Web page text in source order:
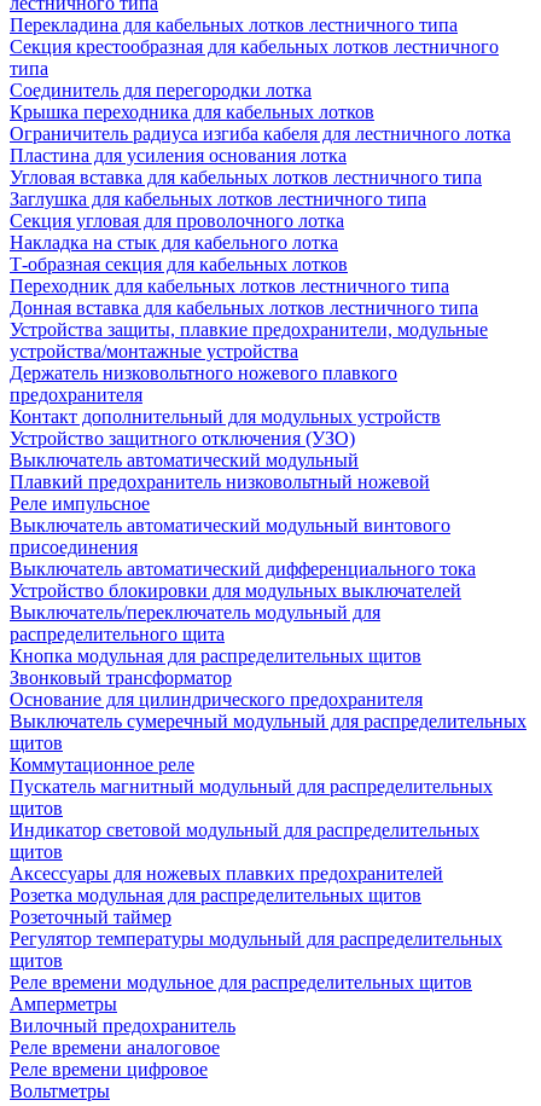
Перекладина для кабельных лотков лестничного типа
Секция крестообразная для кабельных лотков лестничного
типа
Соединитель для перегородки лотка
Крышка переходника для кабельных лотков
Ограничитель радиуса изгиба кабеля для лестничного лотка
Пластина для усиления основания лотка
Угловая вставка для кабельных лотков лестничного типа
Заглушка для кабельных лотков лестничного типа
Секция угловая для проволочного лотка
Накладка на стык для кабельного лотка
Т-образная секция для кабельных лотков
Переходник для кабельных лотков лестничного типа
Донная вставка для кабельных лотков лестничного типа
Устройства защиты, плавкие предохранители, модульные
устройства/монтажные устройства
Держатель низковольтного ножевого плавкого
предохранителя
Контакт дополнительный для модульных устройств
Устройство защитного отключения (УЗО)
Выключатель автоматический модульный
Плавкий предохранитель низковольтный ножевой
Реле импульсное
Выключатель автоматический модульный винтового
присоединения
Выключатель автоматический дифференциального тока
Устройство блокировки для модульных выключателей
Выключатель/переключатель модульный для
распределительного щита
Кнопка модульная для распределительных щитов
Звонковый трансформатор
Основание для цилиндрического предохранителя
Выключатель сумеречный модульный для распределительных
щитов
Коммутационное реле
Пускатель магнитный модульный для распределительных
щитов
Индикатор световой модульный для распределительных
щитов
Аксессуары для ножевых плавких предохранителей
Розетка модульная для распределительных щитов
Розеточный таймер
Регулятор температуры модульный для распределительных
щитов
Реле времени модульное для распределительных щитов
Амперметры
Вилочный предохранитель
Реле времени аналоговое
Реле времени цифровое
Вольтметры